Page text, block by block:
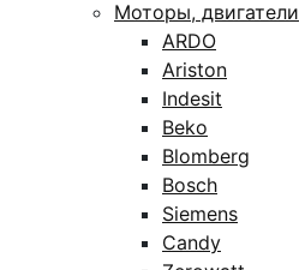
Моторы, двигатели
ARDO
Ariston
Indesit
Beko
Blomberg
Bosch
Siemens
Candy